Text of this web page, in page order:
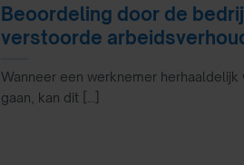
Beoordeling door de
verstoorde
Wanneer een werknemer
gaan, kan dit [...]